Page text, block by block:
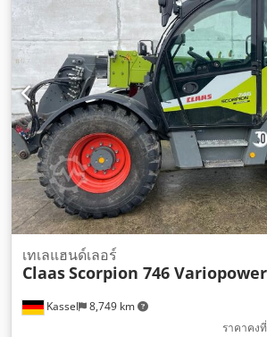
Kassel 8,749 km
เทเลแฮนด์เลอร์
ClaasScorpion 746 Variopower
ราคาคง